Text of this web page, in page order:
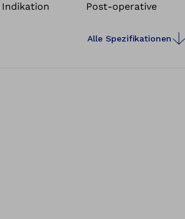
Indikation
Post-operative
Alle Spezifikationen